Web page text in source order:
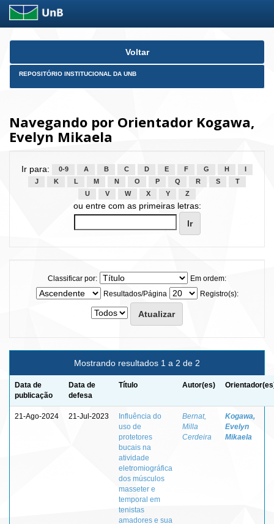
Skip
Voltar
REPOSITÓRIO INSTITUCIONAL DA UNB
Navegando por Orientador Kogawa,
Evelyn Mikaela
Ir para: 0-9 A B C D E F G H
J
K L M N O P Q R S
T
U
V W X Y Z
ou entre com as primeiras letras:
Classificar por:
Em ordem:
Resultados/Página
Registro(s):
Mostrando resultados 1 a 2 de 2
Data de
publicação
Data de
defesa
Título Autor(es)
21-Ago-2024 21-Jul-2023
Influência do
uso de
protetores
bucais na
atividade
eletromiográfica
dos músculos
masseter e
temporal em
tenistas
amadores e sua
Bernat,
Milla
Cerdeira
Kogawa,
Evelyn
Mikaela